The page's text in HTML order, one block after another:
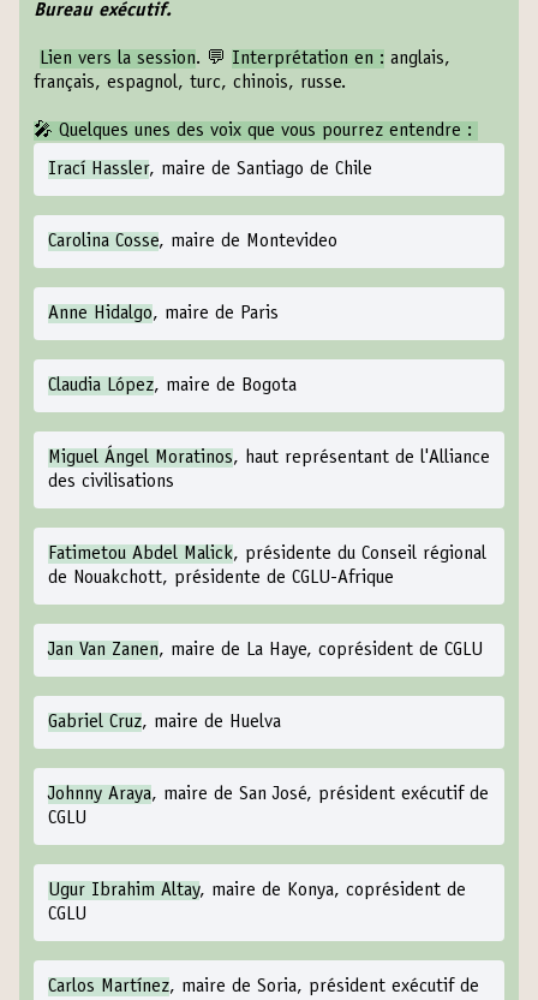
Bureau exécutif.
Lien vers la session. 💬 Interprétation en : anglais,
français, espagnol, turc, chinois, russe.
🎤 Quelques unes des voix que vous pourrez entendre :
Irací Hassler, maire de Santiago de Chile
Carolina Cosse, maire de Montevideo
Anne Hidalgo, maire de Paris
Claudia López, maire de Bogota
Miguel Ángel Moratinos, haut représentant de l'Alliance
des civilisations
Fatimetou Abdel Malick, présidente du Conseil régional
de Nouakchott, présidente de CGLU-Afrique
Jan Van Zanen, maire de La Haye, coprésident de CGLU
Gabriel Cruz, maire de Huelva
Johnny Araya, maire de San José, président exécutif de
CGLU
Ugur Ibrahim Altay, maire de Konya, coprésident de
CGLU
Carlos Martínez, maire de Soria, président exécutif de